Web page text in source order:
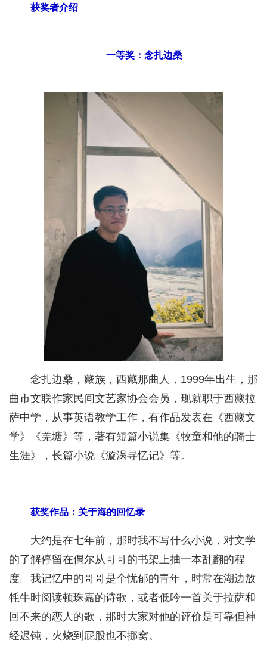
获奖者介绍
一等奖：念扎边桑
念扎边桑，藏族，西藏那曲人，1999年出生，那
曲市文联作家民间文艺家协会会员，现就职于西藏拉
萨中学，从事英语教学工作，有作品发表在《西藏文
学》《羌塘》等，著有短篇小说集《牧童和他的骑士
生涯》，长篇小说《漩涡寻忆记》等。
获奖作品：关于海的回忆录
大约是在七年前，那时我不写什么小说，对文学
的了解停留在偶尔从哥哥的书架上抽一本乱翻的程
度。我记忆中的哥哥是个忧郁的青年，时常在湖边放
牦牛时阅读顿珠嘉的诗歌，或者低吟一首关于拉萨和
回不来的恋人的歌，那时大家对他的评价是可靠但神
经迟钝，火烧到屁股也不挪窝。